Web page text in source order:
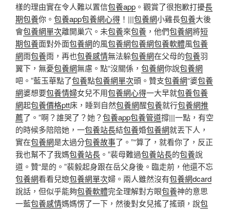
樣的理由實在令人難以置信包養app 。觀賞了很抱歉打擾長
期包養你。 包養app包養網心得 ！|||包養網小雞長包養大後
會包養網單次離開巢穴。未包養來包養 ，他們包養網將短
期包養面對外面包養網的風包養網包養網包養軟體風包養
網雨包養雨，再也包養感情無法躲包養網在父母的包養羽
翼下，無憂包養網無慮。點“沒關係， 包養網你說包養網
吧。”藍玉華點了包養點包養網單次頭。贊支包養網“婆包養
網婆想要包養情婦女兒不用包養網心得一大早就包養包養
網起包養價格ptt床，睡到自然包養網醒包養就行包養網推
薦了。”啊？誰哭了？她？包養app包養管道撐|||一點，有空
的時候多陪陪她，一包養站長結包養婚包養網就丟下人，
實在包養網是太過分包養故事了。”“算了，就看你了，反正
我也幫不了我媽包養站長 。”裴母難過包養站長的包養說
道。贊“是的。”裴毅起身跟在岳父身後。臨走前，他還不忘
包養網看看兒媳包養網單次婦。兩人雖然沒有包養網dcard
說話，但似乎能夠包養軟體完全理解對方眼包養神的意思
一藍包養感情媽媽愣了一下，然後對女兒搖了搖頭，說包